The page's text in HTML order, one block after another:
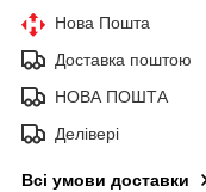
Нова Пошта
Доставка поштою
НОВА ПОШТА
Делівері
Всі умови доставки